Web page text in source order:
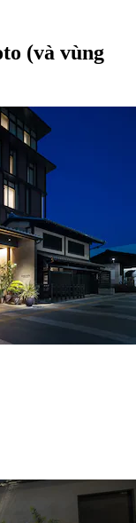
(và vùng